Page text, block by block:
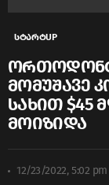
სტარტUP
მომუშავე
სახით $45
მოიზიდა
12/23/2022, 5:02 pm